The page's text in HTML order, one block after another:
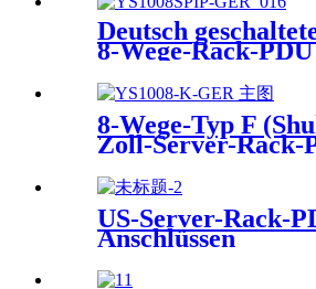
Deutsch
8-Wege-Rack-
8-Wege-Typ F
Zoll-Server-Rack-
US-Server-Rack-
Anschlüssen